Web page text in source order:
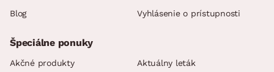
Blog Vyhlásenie o prístupnosti
Špeciálne ponuky
Akčné produkty Aktuálny leták